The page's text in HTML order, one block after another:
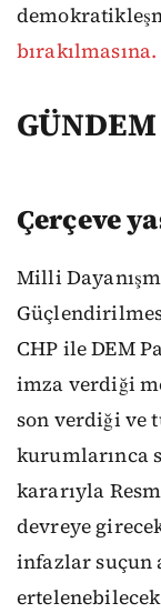
bırakılmasına.
GÜNDEM
Çerçeve
Milli
CHP ile DEM
imza verdiği
son verdiği ve
kurumlarınca
kararıyla
devreye
infazlar suçun